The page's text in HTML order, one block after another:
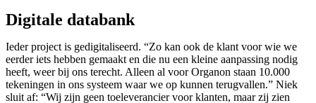
Digitale databank
Ieder project is gedigitaliseerd. “Zo kan ook de klant voor wie we
eerder iets hebben gemaakt en die nu een kleine aanpassing nodig
heeft, weer bij ons terecht. Alleen al voor Organon staan 10.000
tekeningen in ons systeem waar we op kunnen terugvallen.” Niek
sluit af: “Wij zijn geen toeleverancier voor klanten, maar zij zien